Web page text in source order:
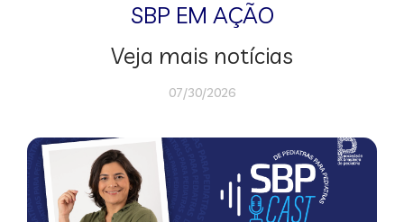
SBP EM AÇÃO
Veja mais notícias
07/30/2026